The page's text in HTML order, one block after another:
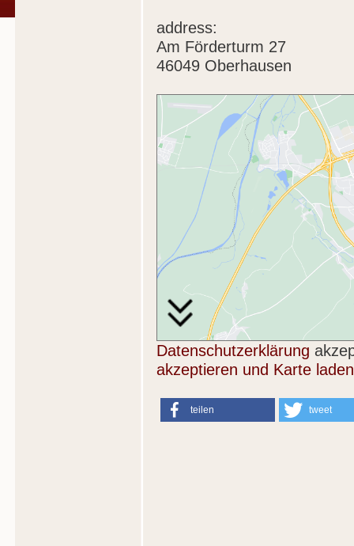
address:
Am Förderturm 27
46049 Oberhausen
Datenschutzerklärung
akzeptieren und Karte laden
teilen tweet